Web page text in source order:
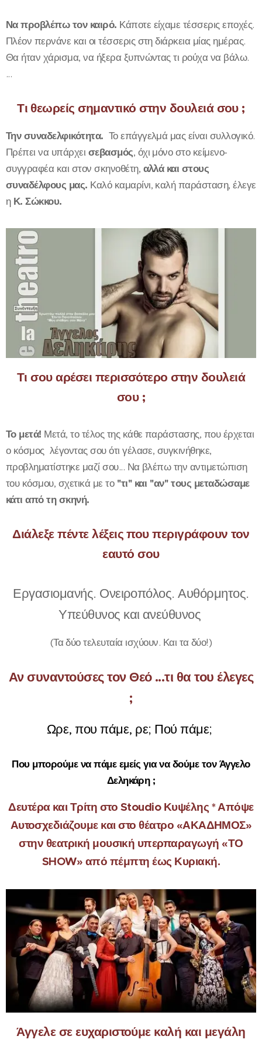
Να προβλέπω τον καιρό. Κάποτε είχαμε τέσσερις εποχές.
Πλέον περνάνε και οι τέσσερις στη διάρκεια μίας ημέρας.
Θα ήταν χάρισμα, να ήξερα ξυπνώντας τι ρούχα να βάλω.
...
Τι θεωρείς σημαντικό στην δουλειά σου ;
Την συναδελφικότητα. Το επάγγελμά μας είναι συλλογικό.
Πρέπει να υπάρχει σεβασμός, όχι μόνο στο κείμενο-
συγγραφέα και στον σκηνοθέτη, αλλά και στους
συναδέλφους μας. Καλό καμαρίνι, καλή παράσταση, έλεγε
η Κ. Σώκκου.
Τι σου αρέσει περισσότερο στην δουλειά
σου ;
Το μετά! Μετά, το τέλος της κάθε παράστασης, που έρχεται
ο κόσμος λέγοντας σου ότι γέλασε, συγκινήθηκε,
προβληματίστηκε μαζί σου... Να βλέπω την αντιμετώπιση
του κόσμου, σχετικά με το ''τι'' και ''αν'' τους μεταδώσαμε
κάτι από τη σκηνή.
Διάλεξε πέντε λέξεις που περιγράφουν τον
εαυτό σου
Εργασιομανής. Ονειροπόλος. Αυθόρμητος.
Υπεύθυνος και ανεύθυνος
(Τα δύο τελευταία ισχύουν. Και τα δύο!)
Αν συναντούσες τον Θεό ...τι θα του έλεγες
;
Ωρε, που πάμε, ρε; Πού πάμε;
Που μπορούμε να πάμε εμείς για να δούμε τον Άγγελο
Δεληκάρη ;
Δευτέρα και Τρίτη στο Stoudio Κυψέλης * Απόψε
Αυτοσχεδιάζουμε και στο θέατρο «ΑΚΑΔΗΜΟΣ»
στην θεατρική μουσική υπερπαραγωγή «ΤΟ
SHOW» από πέμπτη έως Κυριακή.
Άγγελε σε ευχαριστούμε καλή και μεγάλη